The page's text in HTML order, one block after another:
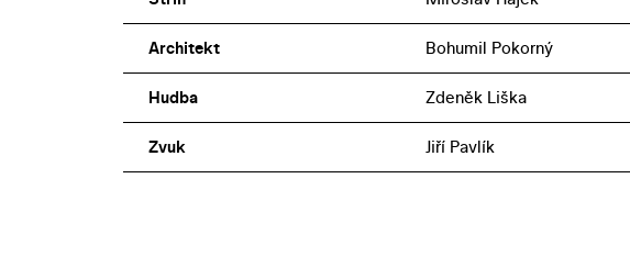
Architekt Bohumil Pokorný
Hudba Zdeněk Liška
Zvuk Jiří Pavlík